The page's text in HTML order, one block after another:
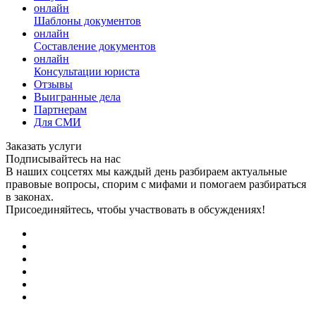
онлайн
Шаблоны документов
онлайн
Составление документов
онлайн
Консультации юриста
Отзывы
Выигранные дела
Партнерам
Для СМИ
Заказать услуги
Подписывайтесь на нас
В наших соцсетях мы каждый день разбираем актуальные
правовые вопросы, спорим с мифами и помогаем разбираться
в законах.
Присоединяйтесь, чтобы участвовать в обсуждениях!